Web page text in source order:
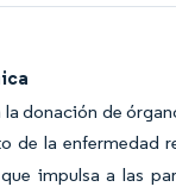
donación de
de la enfermedad
impulsa a las